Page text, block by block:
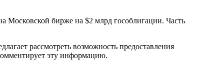
Московской бирже на $2 млрд гособлигации. Часть
рассмотреть возможность предоставления
эту информацию.